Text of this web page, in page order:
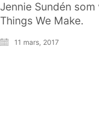
Jennie Sundén
Things We Make.
11 mars, 2017